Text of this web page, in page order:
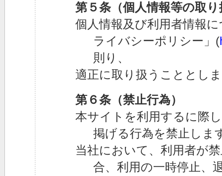
第５条（個人情報等の取
個人情報及び利用者情報
ライバシーポリシー」(
則り、
適正に取り扱うこととし
第６条（禁止行為）
本サイトを利用するに際
掲げる行為を禁止しま
当社において、利用者が
合、利用の一時停止、